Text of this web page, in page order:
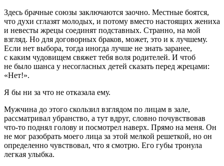
Здесь брачные союзы заключаются заочно. Местные боятся,
что духи сглазят молодых, и потому вместо настоящих жениха
и невесты жрецы соединят подставных. Странно, на мой
взгляд. Но для договорных браков, может, это и к лучшему.
Если нет выбора, тогда иногда лучше не знать заранее,
с каким чудовищем свяжет тебя воля родителей. И чтоб
не было шанса у несогласных детей сказать перед жрецами:
«Нет!».
Я бы ни за что не отказала ему.
Мужчина до этого скользил взглядом по лицам в зале,
рассматривал убранство, а тут вдруг, словно почувствовав
что-то поднял голову и посмотрел наверх. Прямо на меня. Он
не мог разобрать моего лица за этой мелкой решеткой, но он
определенно чувствовал, что я смотрю. Его губы тронула
легкая улыбка.